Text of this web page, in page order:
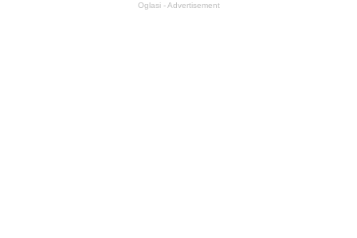
Oglasi - Advertisement